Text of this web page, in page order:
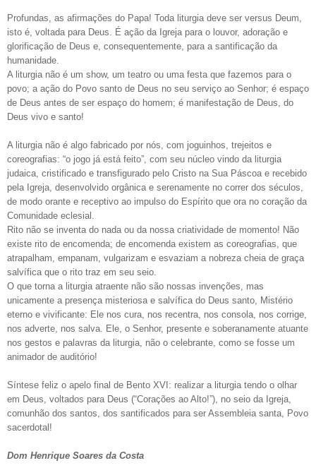
Profundas, as afirmações do Papa! Toda liturgia deve ser versus Deum,
isto é, voltada para Deus. É ação da Igreja para o louvor, adoração e
glorificação de Deus e, consequentemente, para a santificação da
humanidade.
A liturgia não é um show, um teatro ou uma festa que fazemos para o
povo; a ação do Povo santo de Deus no seu serviço ao Senhor; é espaço
de Deus antes de ser espaço do homem; é manifestação de Deus, do
Deus vivo e santo!
A liturgia não é algo fabricado por nós, com joguinhos, trejeitos e
coreografias: “o jogo já está feito”, com seu núcleo vindo da liturgia
judaica, cristificado e transfigurado pelo Cristo na Sua Páscoa e recebido
pela Igreja, desenvolvido orgânica e serenamente no correr dos séculos,
de modo orante e receptivo ao impulso do Espírito que ora no coração da
Comunidade eclesial.
Rito não se inventa do nada ou da nossa criatividade de momento! Não
existe rito de encomenda; de encomenda existem as coreografias, que
atrapalham, empanam, vulgarizam e esvaziam a nobreza cheia de graça
salvífica que o rito traz em seu seio.
O que torna a liturgia atraente não são nossas invenções, mas
unicamente a presença misteriosa e salvífica do Deus santo, Mistério
eterno e vivificante: Ele nos cura, nos recentra, nos consola, nos corrige,
nos adverte, nos salva. Ele, o Senhor, presente e soberanamente atuante
nos gestos e palavras da liturgia, não o celebrante, como se fosse um
animador de auditório!
Síntese feliz o apelo final de Bento XVI: realizar a liturgia tendo o olhar
em Deus, voltados para Deus (“Corações ao Alto!”), no seio da Igreja,
comunhão dos santos, dos santificados para ser Assembleia santa, Povo
sacerdotal!
Dom Henrique Soares da Costa